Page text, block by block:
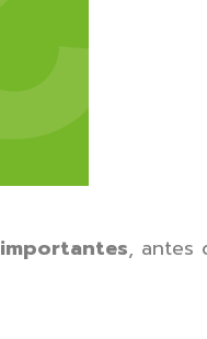
importantes, antes